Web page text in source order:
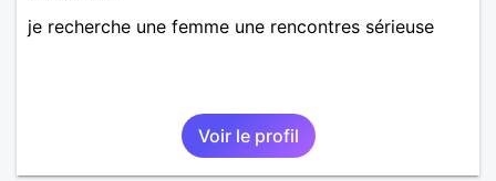
je recherche une femme une rencontres sérieuse
Voir le profil